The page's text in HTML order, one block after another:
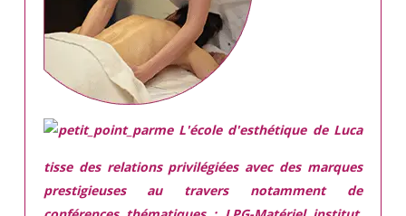
L'école d'esthétique de Luca
tisse des relations privilégiées avec des marques
prestigieuses au travers notamment de